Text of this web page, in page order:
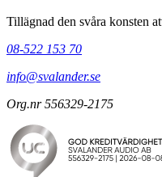
Tillägnad den svåra konsten
08-522 153 70
info@svalander.se
Org.nr 556329-2175